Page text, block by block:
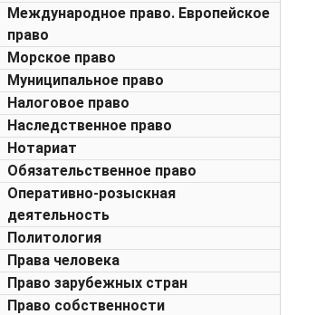
Международное право. Европейское
право
Морское право
Муниципальное право
Налоговое право
Наследственное право
Нотариат
Обязательственное право
Оперативно-розыскная
деятельность
Политология
Права человека
Право зарубежных стран
Право собственности